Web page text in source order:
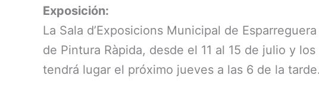
Exposición:
La Sala d’Exposicions Municipal de
de Pintura Ràpida, desde el 11 al 15 de julio y
tendrá lugar el próximo jueves a las 6 de la tarde.